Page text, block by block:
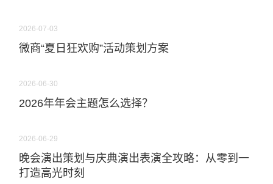
2026-07-03
微商“夏日狂欢购”活动策划方案
2026-06-30
2026年年会主题怎么选择？
2026-06-29
晚会演出策划与庆典演出表演全攻略：从零到一
打造高光时刻